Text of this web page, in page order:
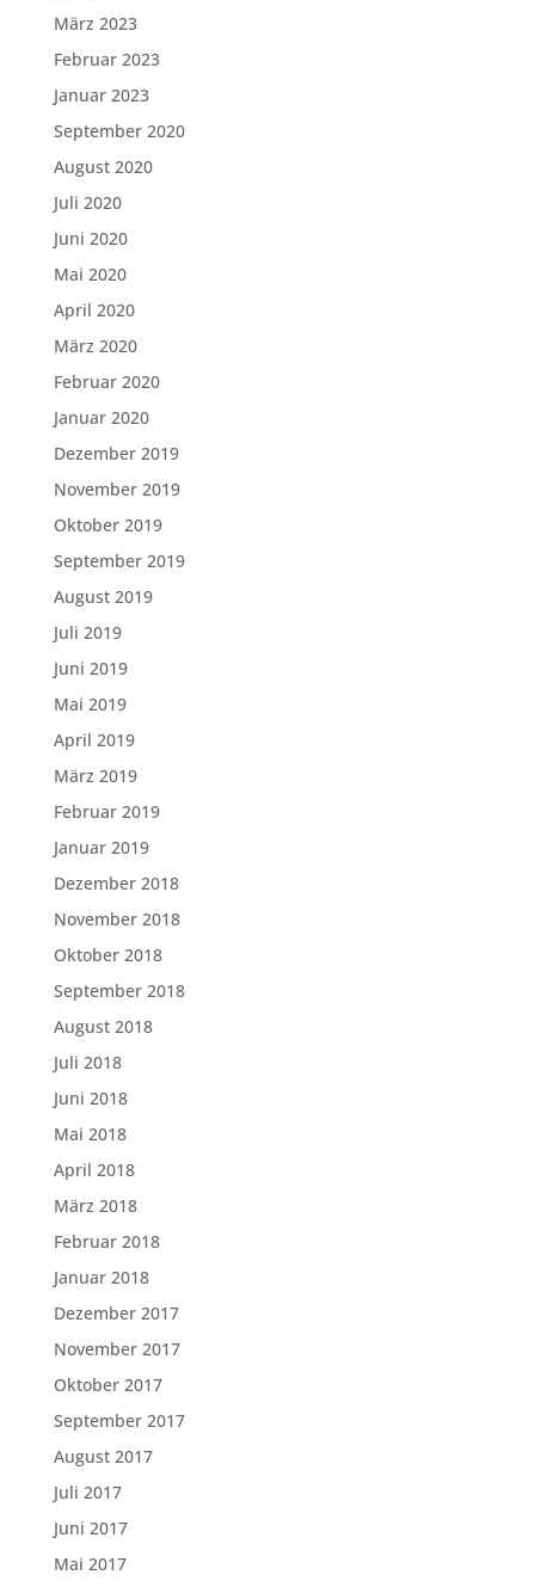
März 2023
Februar 2023
Januar 2023
September 2020
August 2020
Juli 2020
Juni 2020
Mai 2020
April 2020
März 2020
Februar 2020
Januar 2020
Dezember 2019
November 2019
Oktober 2019
September 2019
August 2019
Juli 2019
Juni 2019
Mai 2019
April 2019
März 2019
Februar 2019
Januar 2019
Dezember 2018
November 2018
Oktober 2018
September 2018
August 2018
Juli 2018
Juni 2018
Mai 2018
April 2018
März 2018
Februar 2018
Januar 2018
Dezember 2017
November 2017
Oktober 2017
September 2017
August 2017
Juli 2017
Juni 2017
Mai 2017